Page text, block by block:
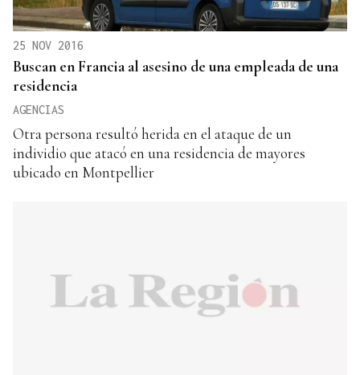
25 NOV 2016
Buscan en Francia al asesino de una empleada de una
residencia
AGENCIAS
Otra persona resultó herida en el ataque de un
individio que atacó en una residencia de mayores
ubicado en Montpellier